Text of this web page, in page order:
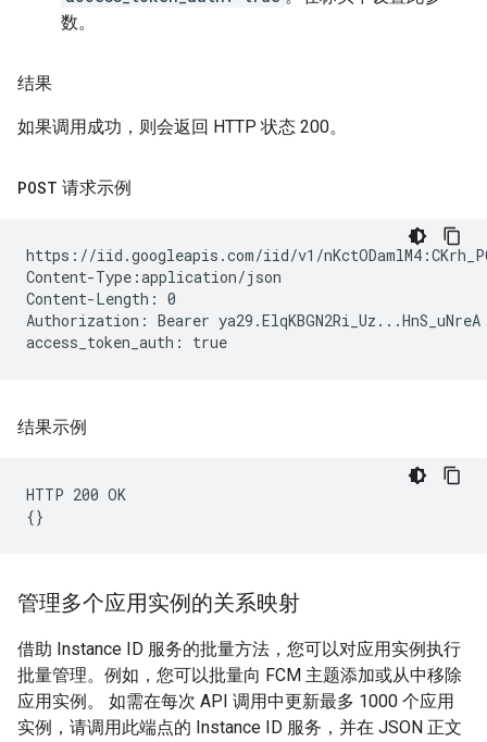
数。
结果
如果调用成功，则会返回 HTTP 状态 200。
POST 请求示例
https://iid.googleapis.com/iid/v1/
Content-Type:application/json
Content-Length: 0
Authorization: Bearer ya29.ElqKBGN2Ri_Uz...HnS_uNreA
结果示例
HTTP 200 OK
管理多个应用实例的关系映射
借助 Instance ID 服务的批量方法，您可以对应用实例执行
批量管理。例如，您可以批量向 FCM 主题添加或从中移除
应用实例。 如需在每次 API 调用中更新最多 1000 个应用
实例，请调用此端点的 Instance ID 服务，并在 JSON 正文